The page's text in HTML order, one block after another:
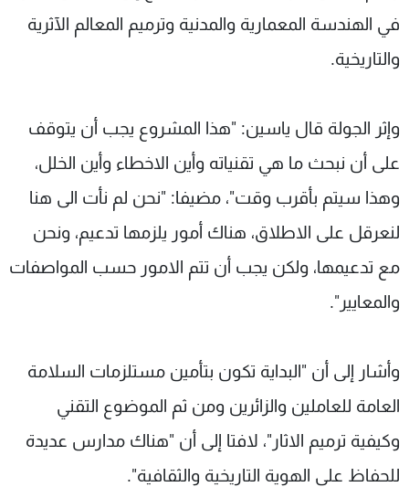
في الهندسة المعمارية والمدنية وترميم المعالم الآثرية
والتاريخية.
وإثر الجولة قال ياسين: "هذا المشروع يجب أن يتوقف
على أن نبحث ما هي تقنياته وأين الاخطاء وأين الخلل،
وهذا سيتم بأقرب وقت"، مضيفا: "نحن لم نأت الى هنا
لنعرقل على الاطلاق، هناك أمور يلزمها تدعيم، ونحن
مع تدعيمها، ولكن يجب أن تتم الامور حسب المواصفات
والمعايير".
وأشار إلى أن "البداية تكون بتأمين مستلزمات السلامة
العامة للعاملين والزائرين ومن ثم الموضوع التقني
وكيفية ترميم الاثار"، لافتا إلى أن "هناك مدارس عديدة
للحفاظ على الهوية التاريخية والثقافية".